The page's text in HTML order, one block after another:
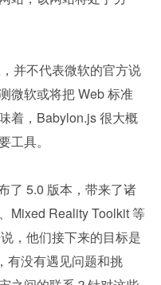
并不代表微软的官方说
微软或将把 Web 标准
着，Babylon.js 很大概
工具。
了 5.0 版本，带来了诸
Mixed Reality Toolkit 等
，他们接下来的目标是
有没有遇见问题和挑